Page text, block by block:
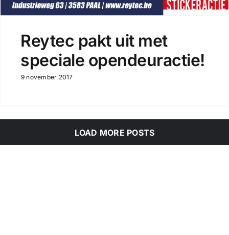
Reytec pakt uit met
speciale opendeuractie!
9 november 2017
LOAD MORE POSTS